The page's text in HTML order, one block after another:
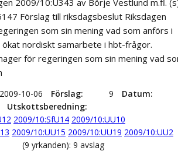
Förslag till riksdagsbeslut Riksdagen
som sin mening vad som anförs i
nordiskt samarbete i hbt-frågor.
för regeringen som sin mening vad
2009-10-06 Förslag 9
Datum
Utskottsberedning
2009/10:SfU14 2009/10:UU10
2009/10:UU15 2009/10:UU19 2009/10:UU2
(9 yrkanden): 9 avslag